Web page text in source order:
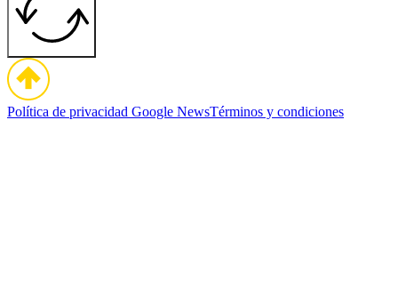
Política de privacidad Google NewsTérminos y condiciones